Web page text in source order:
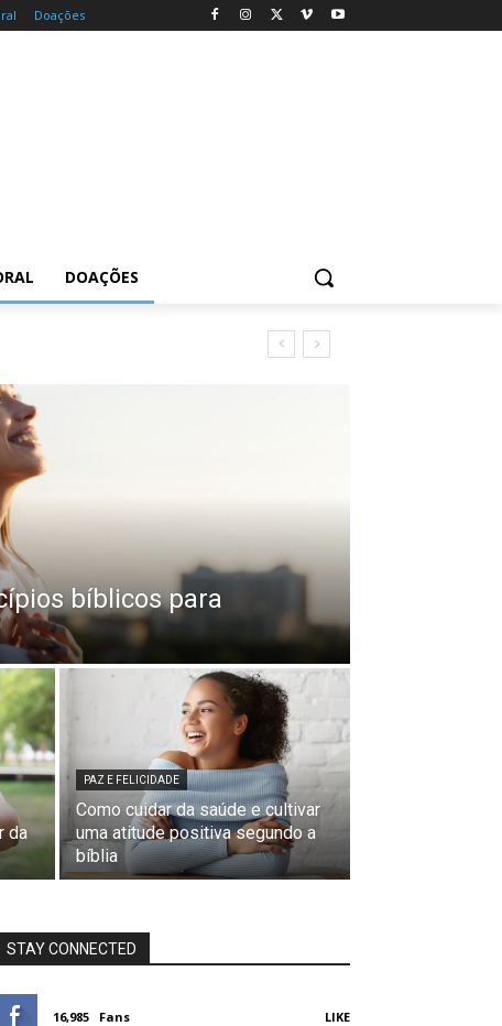
Doações
DOAÇÕES
bíblicos para
da
PAZ E FELICIDADE
Como cuidar da saúde e cultivar
uma atitude positiva segundo a
bíblia
STAY CONNECTED
16,985 Fans LIKE